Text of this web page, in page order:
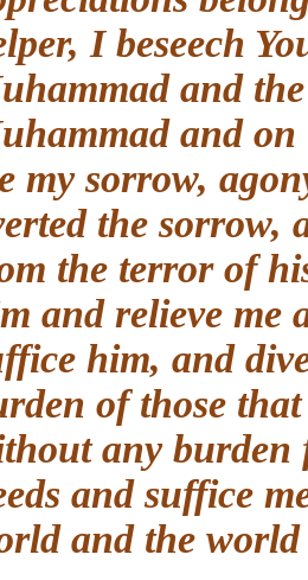
helper, I
Muhammad and
Muhammad and
me my sorrow,
averted the
from the terror of
him and relieve
suffice him, and
burden of those
without any
needs and suffice
world and the